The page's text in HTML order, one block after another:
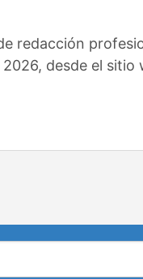
redacción
desde el sitio